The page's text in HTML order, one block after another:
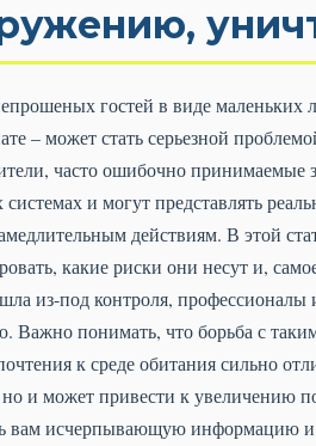
гостей в виде
– может стать серьезной
часто ошибочно
и могут представлять
действиям. В этой
какие риски они несут и,
из-под контроля, профессионалы
Важно понимать, что борьба с
к среде обитания сильно
и может привести к увеличению
вам исчерпывающую информацию и